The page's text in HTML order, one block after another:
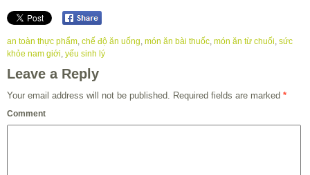
an toàn thực phẩm, chế độ ăn uống, món ăn bài thuốc, món ăn từ chuối, sức
khỏe nam giới, yếu sinh lý
Leave a Reply
Your email address will not be published. Required fields are marked *
Comment